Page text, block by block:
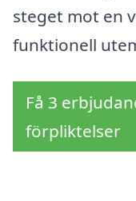
steget mot en
funktionell
Få 3
förpliktelser